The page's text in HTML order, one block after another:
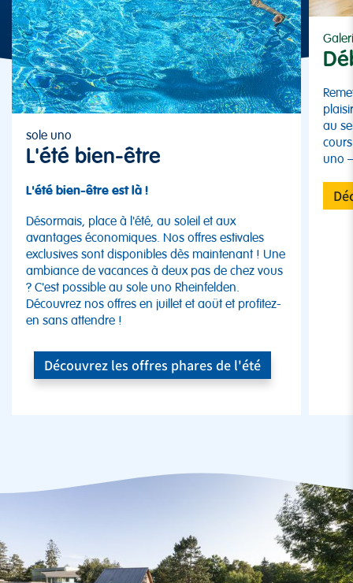
sole uno
L'été bien-être
L'été bien-être est là !
Désormais, place à l'été, au soleil et aux
avantages économiques. Nos offres estivales
exclusives sont disponibles dès maintenant ! Une
ambiance de vacances à deux pas de chez vous
? C'est possible au sole uno Rheinfelden.
Découvrez nos offres en juillet et août et profitez-
en sans attendre !
Découvrez les offres phares de l'été
au
uno